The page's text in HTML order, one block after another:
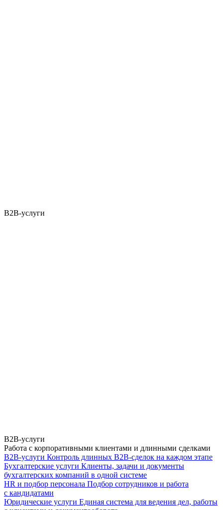
B2B-услуги
B2B-услуги
Работа с корпоративными клиентами и длинными сделками
B2B-услуги Контроль длинных B2B-сделок на каждом этапе
Бухгалтерские услуги Клиенты, задачи и документы
бухгалтерских компаний в одной системе
HR и подбор персонала Подбор сотрудников и работа
с кандидатами
Юридические услуги Единая система для ведения дел, работы